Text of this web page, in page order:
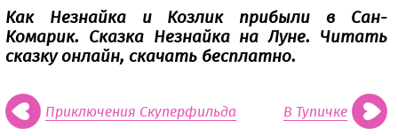
Как Незнайка и Козлик прибыли в Сан-
Комарик. Сказка Незнайка на Луне. Читать
сказку онлайн, скачать бесплатно.
Приключения Скуперфильда В Тупичке